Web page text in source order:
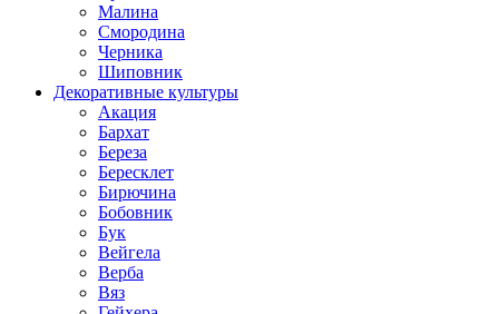
Малина
Смородина
Черника
Шиповник
Декоративные культуры
Акация
Бархат
Береза
Бересклет
Бирючина
Бобовник
Бук
Вейгела
Верба
Вяз